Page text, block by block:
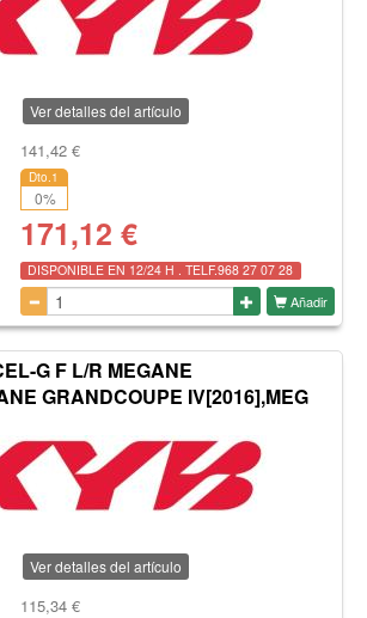
Ver detalles del artículo
141,42€
Dto.1
0%
171,12 €
DISPONIBLE EN 12/24 H . TELF.968 27 07 28
Añadir
G F L/R MEGANE
GRANDCOUPE IV[2016],MEG
Ver detalles del artículo
115,34€